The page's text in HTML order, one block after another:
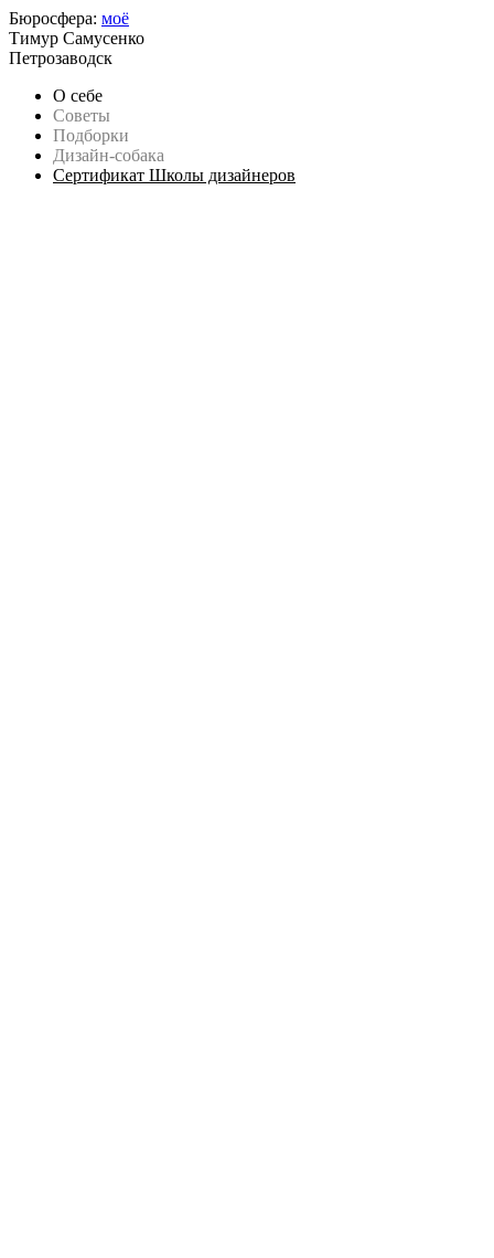
Бюросфера: моё
Тимур Самусенко
Петрозаводск
О себе
Советы
Подборки
Дизайн-собака
Сертификат Школы дизайнеров